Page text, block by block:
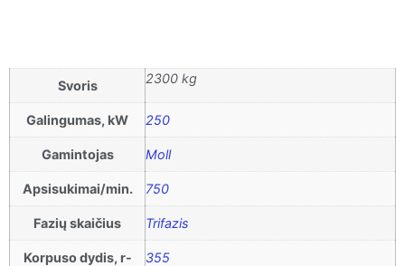
Svoris 2300 kg
Galingumas, kW 250
Gamintojas Moll
Apsisukimai/min. 750
Fazių skaičius Trifazis
Korpuso dydis, r-
355